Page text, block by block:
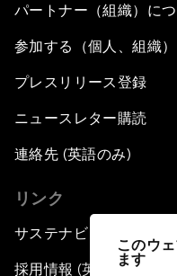
このウ
ます
パートナー（組織）に
参加する（個人、組織）
プレスリリース登録
ニュースレター購読
連絡先 (英語のみ)
リンク
サステナビリティへの取
採用情報 (英語のみ)